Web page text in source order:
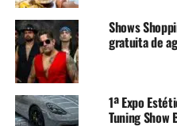
Shows
gratuita de
1ª Expo
Tuning Show